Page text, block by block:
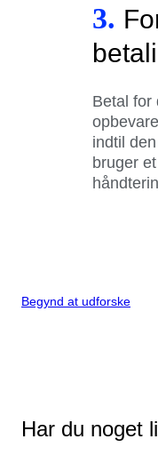
3.
Betal for
indtil
bruger
Begynd at udforske
Har du noget